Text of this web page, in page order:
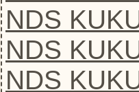
NDS
NDS
NDS